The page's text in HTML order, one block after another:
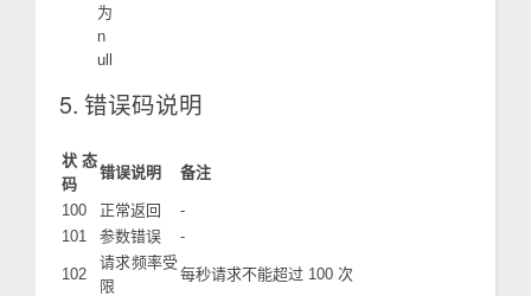
为
n
ull
5. 错误码说明
状态
码
错误说明 备注
100 正常返回
-
101
参数错误 -
102
请求频率受
限
每秒请求不能超过 100 次